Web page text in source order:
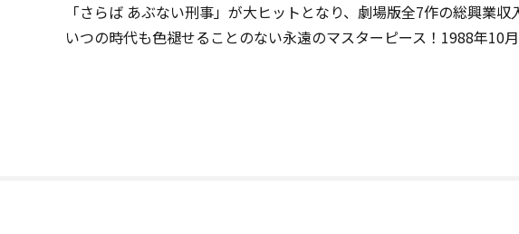
「さらば あぶない刑事」が大ヒットとなり、劇場版全7作の総興業収
いつの時代も色褪せることのない永遠のマスターピース！1988年